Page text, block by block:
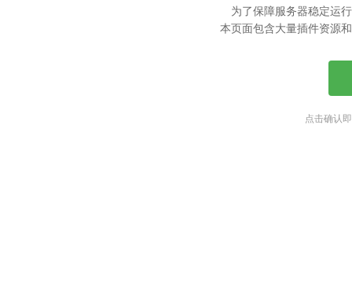
为了保障服务器稳定运
本页面包含大量插件资源
点击确认